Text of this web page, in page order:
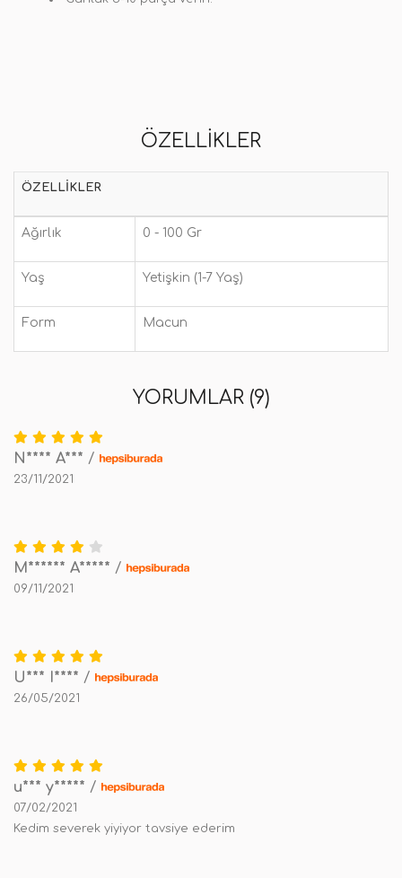
ÖZELLIKLER
ÖZELLIKLER
Ağırlık 0 - 100 Gr
Yaş Yetişkin (1-7 Yaş)
Form Macun
YORUMLAR (9)
N**** A*** /
23/11/2021
M****** A***** /
09/11/2021
U*** I**** /
26/05/2021
u*** y***** /
07/02/2021
Kedim severek yiyiyor tavsiye ederim